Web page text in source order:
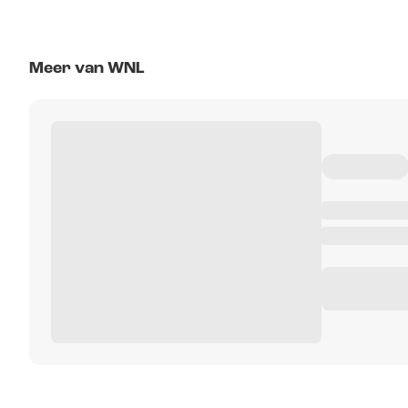
Meer van WNL